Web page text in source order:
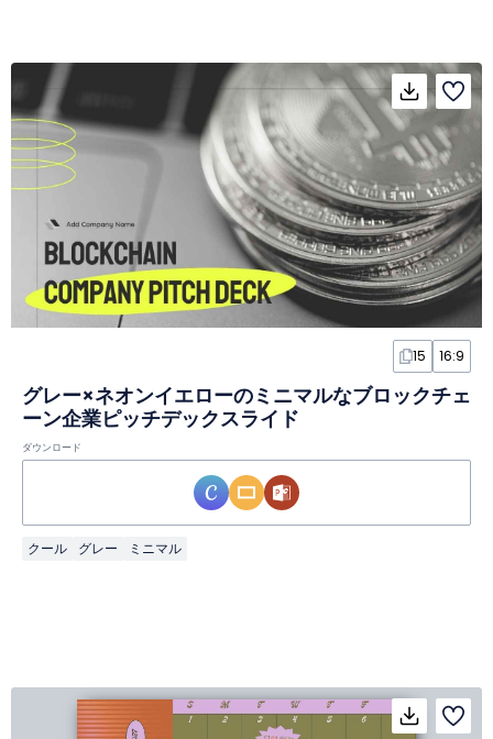
15 16:9
グレー×ネオンイエローのミニマルなブロックチェ
ーン企業ピッチデックスライド
ダウンロード
クール グレー ミニマル